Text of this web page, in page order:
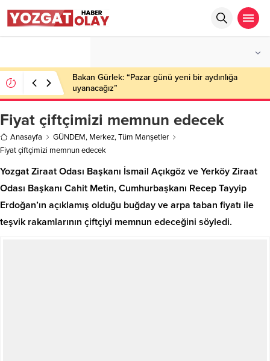
Bakan Gürlek: “Pazar günü yeni bir aydınlığa
uyanacağız”
Fiyat çiftçimizi memnun edecek
Anasayfa GÜNDEM, Merkez,Tüm Manşetler
Fiyat çiftçimizi memnun edecek
Yozgat Ziraat Odası Başkanı İsmail Açıkgöz ve Yerköy Ziraat
Odası Başkanı Cahit Metin, Cumhurbaşkanı Recep Tayyip
Erdoğan’ın açıklamış olduğu buğday ve arpa taban fiyatı ile
teşvik rakamlarının çiftçiyi memnun edeceğini söyledi.